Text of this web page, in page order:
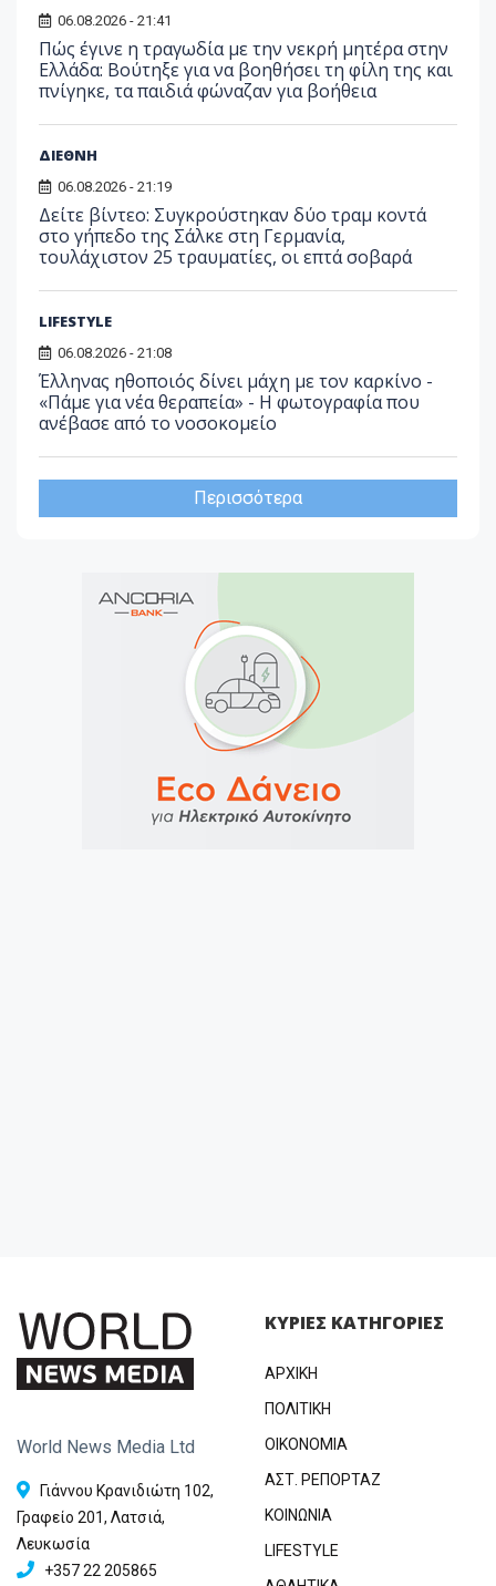
06.08.2026 - 21:41
Πώς έγινε η τραγωδία με την νεκρή μητέρα στην
Ελλάδα: Βούτηξε για να βοηθήσει τη φίλη της και
πνίγηκε, τα παιδιά φώναζαν για βοήθεια
ΔΙΕΘΝΗ
06.08.2026 - 21:19
Δείτε βίντεο: Συγκρούστηκαν δύο τραμ κοντά
στο γήπεδο της Σάλκε στη Γερμανία,
τουλάχιστον 25 τραυματίες, οι επτά σοβαρά
LIFESTYLE
06.08.2026 - 21:08
Έλληνας ηθοποιός δίνει μάχη με τον καρκίνο -
«Πάμε για νέα θεραπεία» - Η φωτογραφία που
ανέβασε από το νοσοκομείο
Περισσότερα
World News Media Ltd
Γιάννου Κρανιδιώτη 102,
Γραφείο 201, Λατσιά,
Λευκωσία
+357 22 205865
ΚΥΡΙΕΣ ΚΑΤΗΓΟΡΙΕΣ
ΑΡΧΙΚΗ
ΠΟΛΙΤΙΚΗ
OIKONOMIA
ΑΣΤ. ΡΕΠΟΡΤΑΖ
ΚΟΙΝΩΝΙΑ
LIFESTYLE